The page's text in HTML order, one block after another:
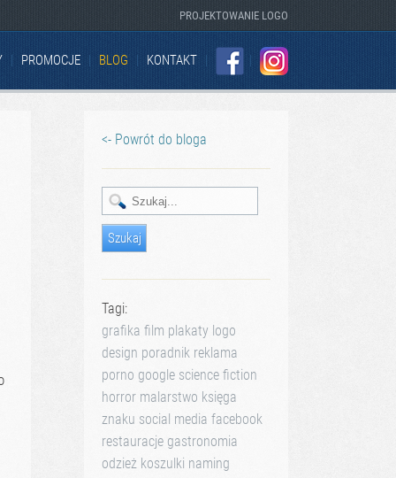
PROJEKTOWANIE LOGO
PROMOCJE BLOG
KONTAKT
INSTAGRAM
<- Powrót do bloga
Tagi:
grafika film plakaty logo
design poradnik reklama
porno google science fiction
horror malarstwo księga
znaku social media facebook
restauracje gastronomia
odzież koszulki naming